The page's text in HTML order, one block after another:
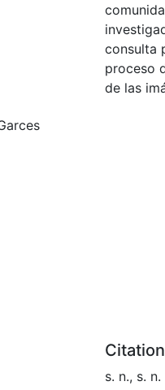
consulta
proceso
de las
Citation
s. n., s.